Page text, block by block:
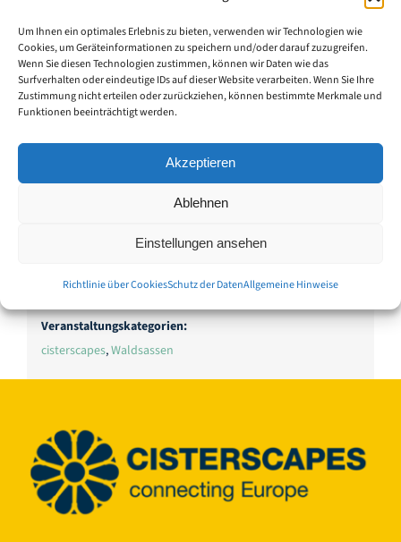
Um Ihnen ein optimales Erlebnis zu bieten, verwenden wir Technologien wie
Cookies, um Geräteinformationen zu speichern und/oder darauf zuzugreifen.
Wenn Sie diesen Technologien zustimmen, können wir Daten wie das
Surfverhalten oder eindeutige IDs auf dieser Website verarbeiten. Wenn Sie Ihre
Zustimmung nicht erteilen oder zurückziehen, können bestimmte Merkmale und
Funktionen beeinträchtigt werden.
Akzeptieren
Ablehnen
Einstellungen ansehen
Richtlinie über CookiesSchutz der DatenAllgemeine Hinweise
Datum:
Eintritt:
Veranstaltungskategorien:
cisterscapes,Waldsassen